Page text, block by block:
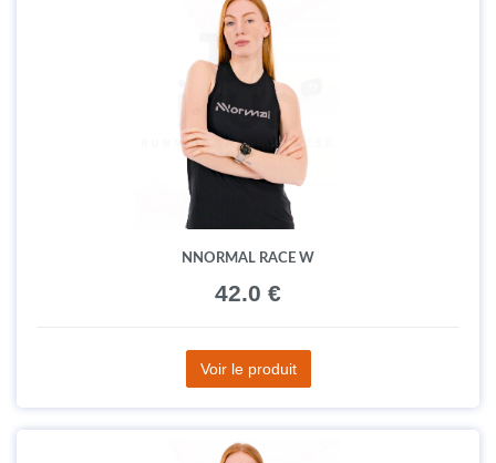
NNORMAL RACE W
42.0 €
Voir le produit